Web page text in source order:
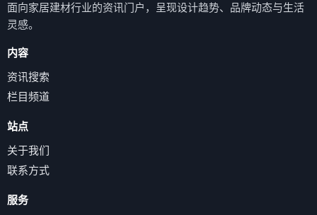
面向家居建材行业的资讯门户，呈现设计趋势、品牌动态与生活
灵感。
内容
资讯搜索
栏目频道
站点
关于我们
联系方式
服务